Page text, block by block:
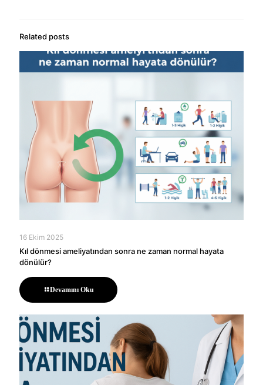
Related posts
16 Ekim 2025
Kıl dönmesi ameliyatından sonra ne zaman normal hayata
dönülür?
Devamını Oku